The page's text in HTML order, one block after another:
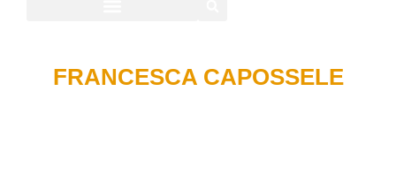
FRANCESCA CAPOSSELE